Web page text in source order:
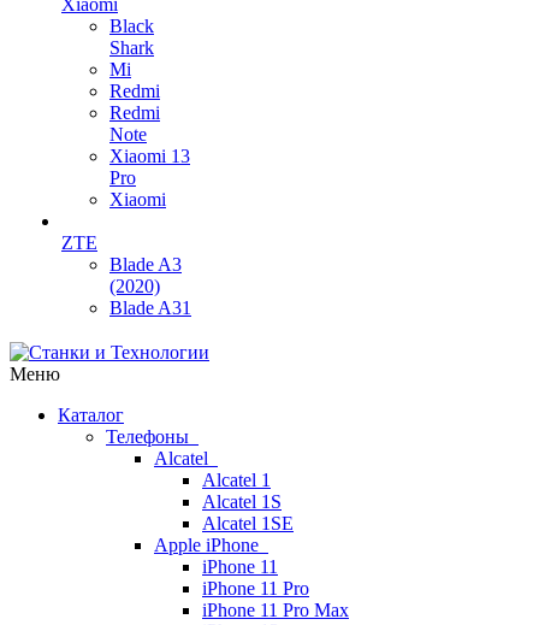
Xiaomi
Black
Shark
Mi
Redmi
Redmi
Note
Xiaomi 13
Pro
Xiaomi
ZTE
Blade A3
(2020)
Blade A31
Меню
Каталог
Телефоны
Alcatel
Alcatel 1
Alcatel 1S
Alcatel 1SE
Apple iPhone
iPhone 11
iPhone 11 Pro
iPhone 11 Pro Max